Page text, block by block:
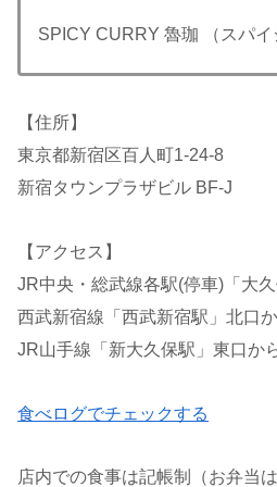
SPICY CURRY 魯珈 （スパイ
【住所】
東京都新宿区百人町1-24-8
新宿タウンプラザビル BF-J
【アクセス】
JR中央・総武線各駅(停車)「大
西武新宿線「西武新宿駅」北口
JR山手線「新大久保駅」東口か
食べログでチェックする
店内での食事は記帳制（お弁当は